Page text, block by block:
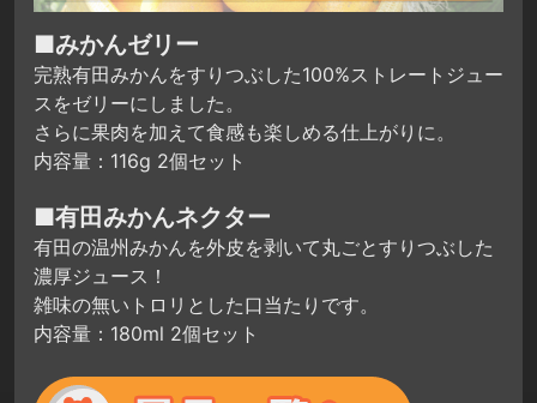
■みかんゼリー
完熟有田みかんをすりつぶした100%ストレートジュー
スをゼリーにしました。
さらに果肉を加えて食感も楽しめる仕上がりに。
内容量：116g 2個セット
■有田みかんネクター
有田の温州みかんを外皮を剥いて丸ごとすりつぶした
濃厚ジュース！
雑味の無いトロリとした口当たりです。
内容量：180ml 2個セット